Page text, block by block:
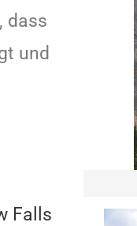
dass
und
Falls